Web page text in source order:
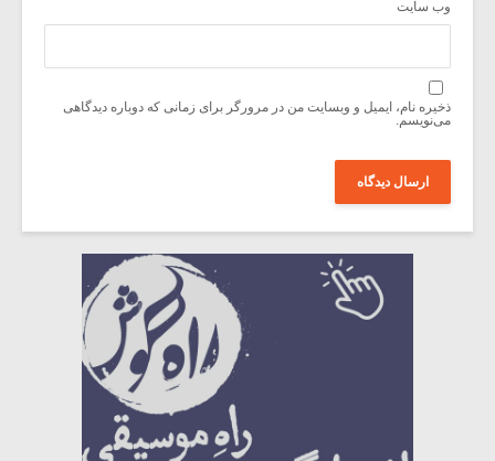
وب‌ سایت
ذخیره نام، ایمیل و وبسایت من در مرورگر برای زمانی که دوباره دیدگاهی
می‌نویسم.